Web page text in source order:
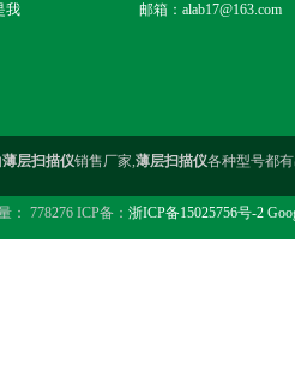
我 邮箱：alab17@163.com
薄层扫描仪销售厂家,薄层扫描仪各种型号都
： 778276 ICP备： 浙ICP备15025756号-2